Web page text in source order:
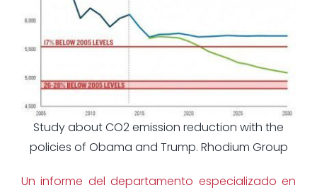
Study about CO2 emission reduction with the
policies of Obama and Trump. Rhodium Group
Un informe del departamento especializado en